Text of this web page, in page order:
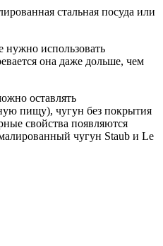
стальная посуда или
нужно использовать
она даже дольше, чем
оставлять
пищу), чугун без покрытия
свойства появляются
чугун Staub и Le